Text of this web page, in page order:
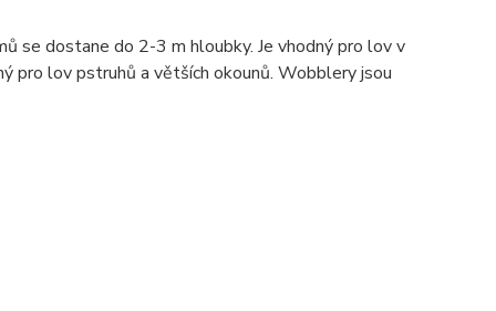
se dostane do 2-3 m hloubky. Je vhodný pro lov v
pro lov pstruhů a větších okounů. Wobblery jsou